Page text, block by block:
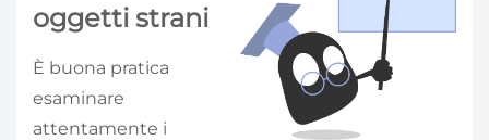
oggetti strani
È buona pratica
esaminare
attentamente i